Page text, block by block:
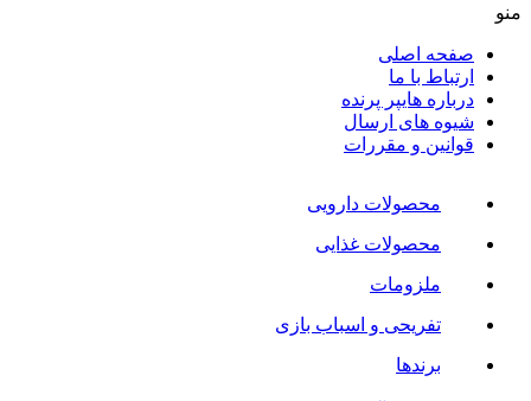
منو
صفحه اصلی
ارتباط با ما
درباره هایپر پرنده
شیوه های ارسال
قوانین و مقررات
محصولات دارویی
محصولات غذایی
ملزومات
تفریحی و اسباب بازی
برندها